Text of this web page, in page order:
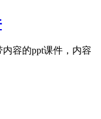
容的ppt课件，内容